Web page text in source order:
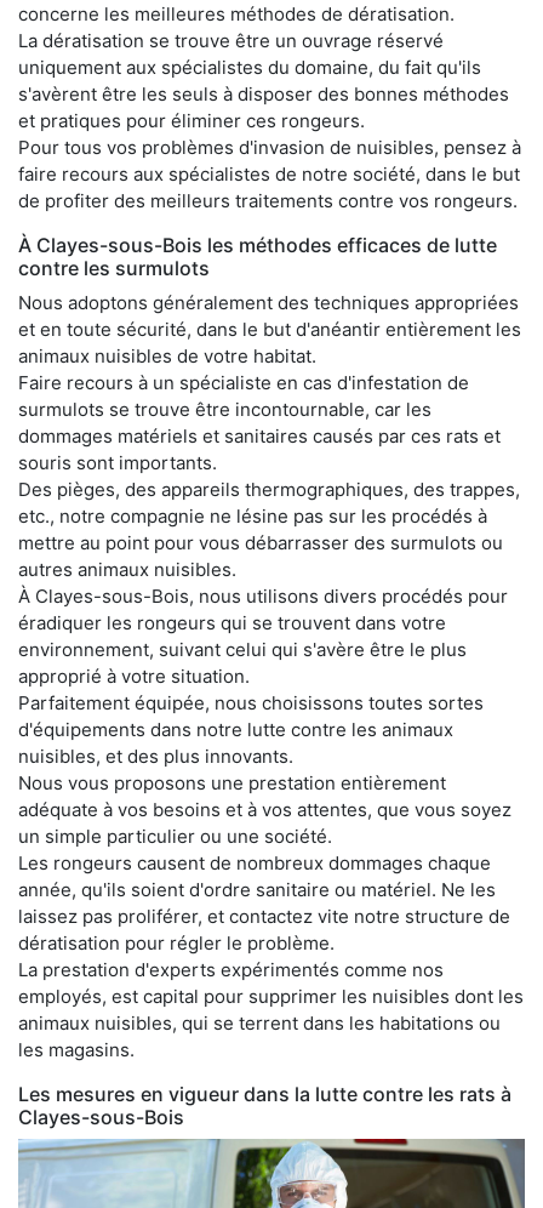
concerne les meilleures méthodes de dératisation.
La dératisation se trouve être un ouvrage réservé
uniquement aux spécialistes du domaine, du fait qu'ils
s'avèrent être les seuls à disposer des bonnes méthodes
et pratiques pour éliminer ces rongeurs.
Pour tous vos problèmes d'invasion de nuisibles, pensez à
faire recours aux spécialistes de notre société, dans le but
de profiter des meilleurs traitements contre vos rongeurs.
À Clayes-sous-Bois les méthodes efficaces de lutte
contre les surmulots
Nous adoptons généralement des techniques appropriées
et en toute sécurité, dans le but d'anéantir entièrement les
animaux nuisibles de votre habitat.
Faire recours à un spécialiste en cas d'infestation de
surmulots se trouve être incontournable, car les
dommages matériels et sanitaires causés par ces rats et
souris sont importants.
Des pièges, des appareils thermographiques, des trappes,
etc., notre compagnie ne lésine pas sur les procédés à
mettre au point pour vous débarrasser des surmulots ou
autres animaux nuisibles.
À Clayes-sous-Bois, nous utilisons divers procédés pour
éradiquer les rongeurs qui se trouvent dans votre
environnement, suivant celui qui s'avère être le plus
approprié à votre situation.
Parfaitement équipée, nous choisissons toutes sortes
d'équipements dans notre lutte contre les animaux
nuisibles, et des plus innovants.
Nous vous proposons une prestation entièrement
adéquate à vos besoins et à vos attentes, que vous soyez
un simple particulier ou une société.
Les rongeurs causent de nombreux dommages chaque
année, qu'ils soient d'ordre sanitaire ou matériel. Ne les
laissez pas proliférer, et contactez vite notre structure de
dératisation pour régler le problème.
La prestation d'experts expérimentés comme nos
employés, est capital pour supprimer les nuisibles dont les
animaux nuisibles, qui se terrent dans les habitations ou
les magasins.
Les mesures en vigueur dans la lutte contre les rats à
Clayes-sous-Bois